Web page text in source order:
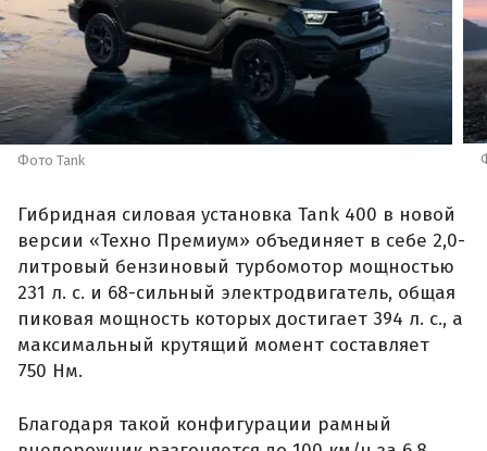
Фото Tank
Гибридная силовая установка Tank 400 в новой
версии «Техно Премиум» объединяет в себе 2,0-
литровый бензиновый турбомотор мощностью
231 л. с. и 68-сильный электродвигатель, общая
пиковая мощность которых достигает 394 л. с., а
максимальный крутящий момент составляет
750 Нм.
Благодаря такой конфигурации рамный